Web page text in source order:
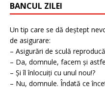
BANCUL ZILEI
Un tip care se dă deștept
de asigurare:
– Asigurări de sculă
– Da, domnule, facem și
– Și îl înlocuiți cu unul nou!?
– Nu, domnule. Îndată ce